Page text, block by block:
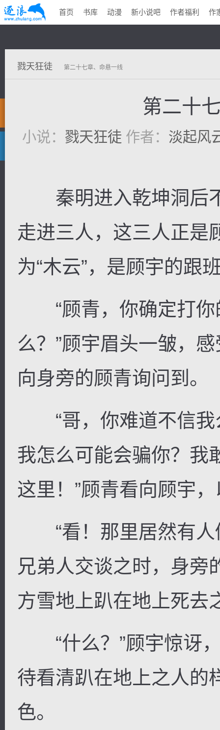
首页 书库 动漫 新小说吧 作者福利 作
戮天狂徒 第二十七章、命悬一线
第二十
小说： 戮天狂徒 作者： 淡起风
秦明进入乾坤洞后
走进三人，这三人正是
为“木云”，是顾宇的跟
“顾青，你确定打你
么？”顾宇眉头一皱，
向身旁的顾青询问到。
“哥，你难道不信我
我怎么可能会骗你？我
这里！”顾青看向顾宇
“看！那里居然有人
兄弟人交谈之时，身旁
方雪地上趴在地上死去
“什么？”顾宇惊讶，
待看清趴在地上之人的
色。